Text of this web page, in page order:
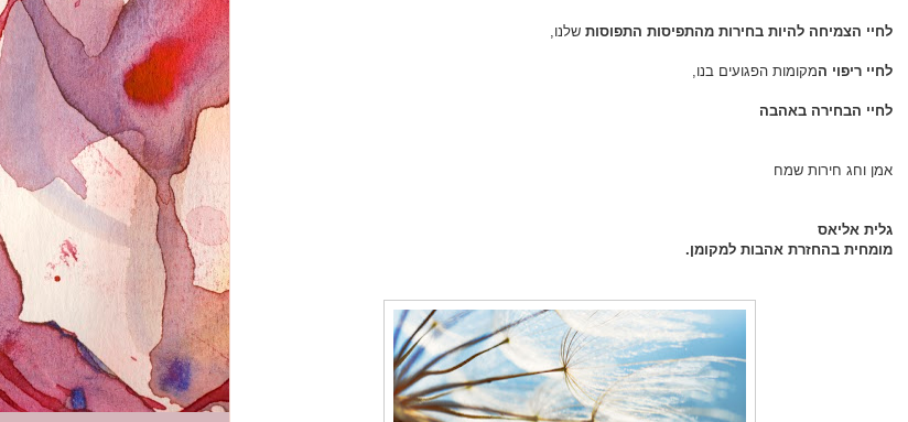
לחיי הצמיחה להיות בחירות מהתפיסות התפוסות שלנו,
לחיי ריפוי המקומות הפגועים בנו,
לחיי הבחירה באהבה
אמן וחג חירות שמח
גלית אליאס
מומחית בהחזרת אהבות למקומן.